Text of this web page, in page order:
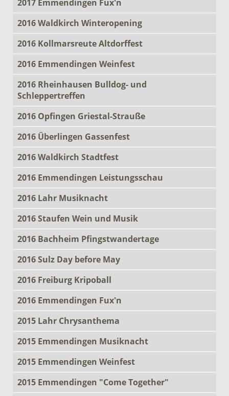
2017 Emmendingen Fux'n
2016 Waldkirch Winteropening
2016 Kollmarsreute Altdorffest
2016 Emmendingen Weinfest
2016 Rheinhausen Bulldog- und
Schleppertreffen
2016 Opfingen Griestal-Strauße
2016 Überlingen Gassenfest
2016 Waldkirch Stadtfest
2016 Emmendingen Leistungsschau
2016 Lahr Musiknacht
2016 Staufen Wein und Musik
2016 Bachheim Pfingstwandertage
2016 Sulz Day before May
2016 Freiburg Kripoball
2016 Emmendingen Fux'n
2015 Lahr Chrysanthema
2015 Emmendingen Musiknacht
2015 Emmendingen Weinfest
2015 Emmendingen "Come Together"